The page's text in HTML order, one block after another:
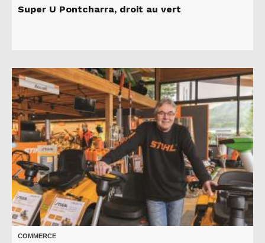
Super U Pontcharra, droit au vert
COMMERCE